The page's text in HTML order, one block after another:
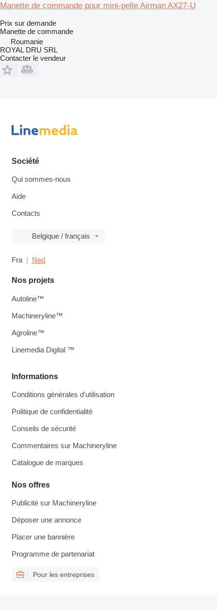
Manette de commande pour mini-pelle Airman AX27-U
Prix sur demande
Manette de commande
Roumanie
ROYAL DRU SRL
Contacter le vendeur
Société
Qui sommes-nous
Aide
Contacts
Belgique / français
Fra Ned
Informations
Conditions générales d'utilisation
Politique de confidentialité
Conseils de sécurité
Commentaires sur Machineryline
Catalogue de marques
Nos offres
Publicité sur Machineryline
Déposer une annonce
Placer une bannière
Programme de partenariat
Pour les entreprises
Nos projets
Autoline™
Machineryline™
Agroline™
Linemedia Digital ™